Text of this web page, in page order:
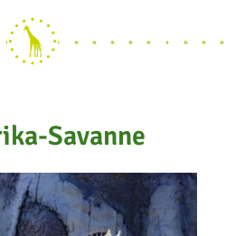
Savanne